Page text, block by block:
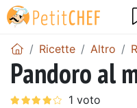
Ricette Altro
Pandoro al